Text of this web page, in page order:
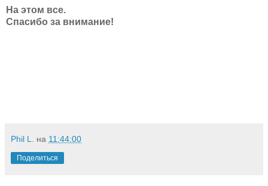
На этом все.
Спасибо за внимание!
Phil L. на 11:44:00
Поделиться